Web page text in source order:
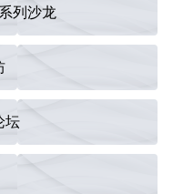
列沙龙
坛